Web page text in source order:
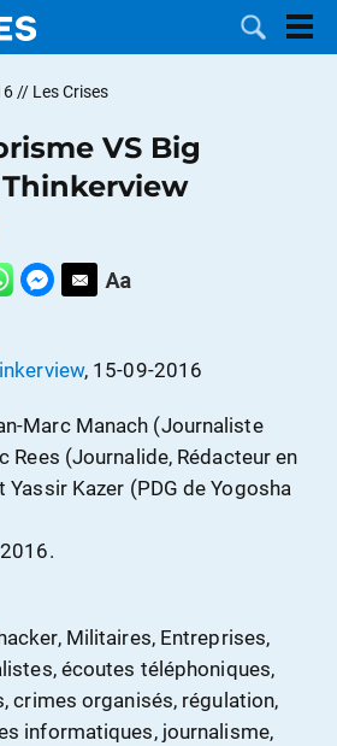
// Les Crises
VS Big
, 15-09-2016
Marc Manach (Journaliste
Rees (Journalide, Rédacteur en
Kazer (PDG de Yogosha
Militaires, Entreprises,
écoutes téléphoniques,
crimes organisés, régulation,
informatiques, journalisme,